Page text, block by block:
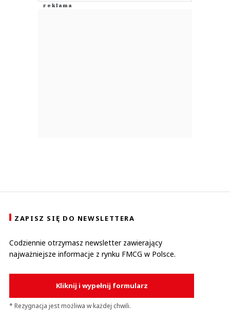
ZAPISZ SIĘ DO NEWSLETTERA
Codziennie otrzymasz newsletter zawierający
najważniejsze informacje z rynku FMCG w Polsce.
Kliknij i wypełnij formularz
* Rezygnacja jest możliwa w każdej chwili.